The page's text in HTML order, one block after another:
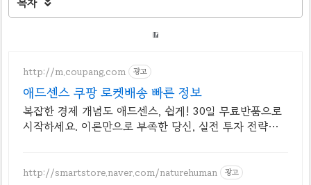
목차 
http://m.coupang.com 광고
애드센스 쿠팡 로켓배송 빠른 정보
복잡한 경제 개념도 애드센스, 쉽게! 30일 무료반품으로
시작하세요. 이론만으로 부족한 당신, 실전 투자 전략을
http://smartstore.naver.com/naturehuman 광고